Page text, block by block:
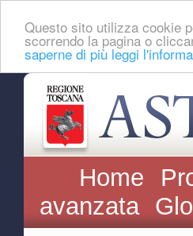
Questo sito utilizza cookie
scorrendo la pagina o
saperne di più leggi
Home
avanzata